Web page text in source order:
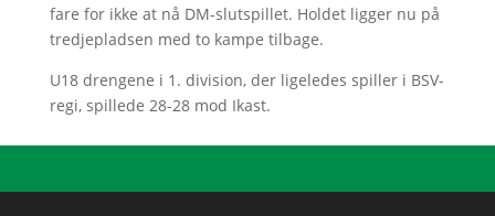
fare for ikke at nå DM-slutspillet. Holdet ligger nu på
tredjepladsen med to kampe tilbage.
U18 drengene i 1. division, der ligeledes spiller i BSV-
regi, spillede 28-28 mod Ikast.